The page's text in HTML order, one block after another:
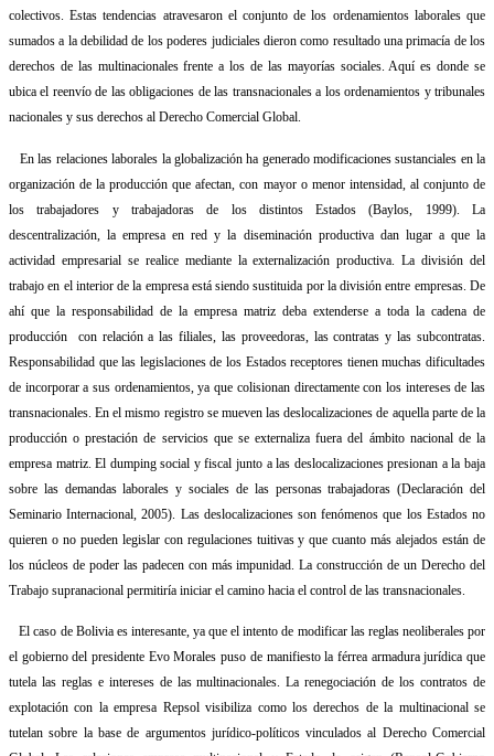
colectivos. Estas tendencias atravesaron el conjunto de los ordenamientos laborales que
sumados a la debilidad de los poderes judiciales dieron como resultado una primacía de los
derechos de las multinacionales frente a los de las mayorías sociales. Aquí es donde se
ubica el reenvío de las obligaciones de las transnacionales a los ordenamientos y tribunales
nacionales y sus derechos al Derecho Comercial Global.
En las relaciones laborales la globalización ha generado modificaciones sustanciales en la
organización de la producción que afectan, con mayor o menor intensidad, al conjunto de
los trabajadores y trabajadoras de los distintos Estados (Baylos, 1999). La
descentralización, la empresa en red y la diseminación productiva dan lugar a que la
actividad empresarial se realice mediante la externalización productiva. La división del
trabajo en el interior de la empresa está siendo sustituida por la división entre empresas. De
ahí que la responsabilidad de la empresa matriz deba extenderse a toda la cadena de
producción
con relación a las filiales, las proveedoras, las contratas y las subcontratas.
Responsabilidad que las legislaciones de los Estados receptores tienen muchas dificultades
de incorporar a sus ordenamientos, ya que colisionan directamente con los intereses de las
transnacionales. En el mismo registro se mueven las deslocalizaciones de aquella parte de la
producción o prestación de servicios que se externaliza fuera del ámbito nacional de la
empresa matriz. El dumping social y fiscal junto a las deslocalizaciones presionan a la baja
sobre las demandas laborales y sociales de las personas trabajadoras (Declaración del
Seminario Internacional, 2005). Las deslocalizaciones son fenómenos que los Estados no
quieren o no pueden legislar con regulaciones tuitivas y que cuanto más alejados están de
los núcleos de poder las padecen con más impunidad. La construcción de un Derecho del
Trabajo supranacional permitiría iniciar el camino hacia el control de las transnacionales.
El caso de Bolivia es interesante, ya que el intento de modificar las reglas neoliberales por
el gobierno del presidente Evo Morales puso de manifiesto la férrea armadura jurídica que
tutela las reglas e intereses de las multinacionales. La renegociación de los contratos de
explotación con la empresa Repsol visibiliza como los derechos de la multinacional se
tutelan sobre la base de argumentos jurídico-políticos vinculados al Derecho Comercial